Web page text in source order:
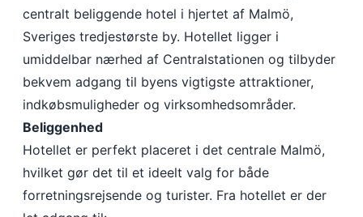
centralt beliggende hotel i hjertet af Malmö,
Sveriges tredjestørste by. Hotellet ligger i
umiddelbar nærhed af Centralstationen og tilbyder
bekvem adgang til byens vigtigste attraktioner,
indkøbsmuligheder og virksomhedsområder.
Beliggenhed
Hotellet er perfekt placeret i det centrale Malmö,
hvilket gør det til et ideelt valg for både
forretningsrejsende og turister. Fra hotellet er der